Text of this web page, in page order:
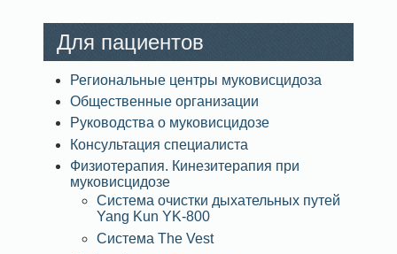
Для пациентов
Региональные центры муковисцидоза
Общественные организации
Руководства о муковисцидозе
Консультация специалиста
Физиотерапия. Кинезитерапия при
муковисцидозе
Система очистки дыхательных путей
Yang Kun YK-800
Система The Vest